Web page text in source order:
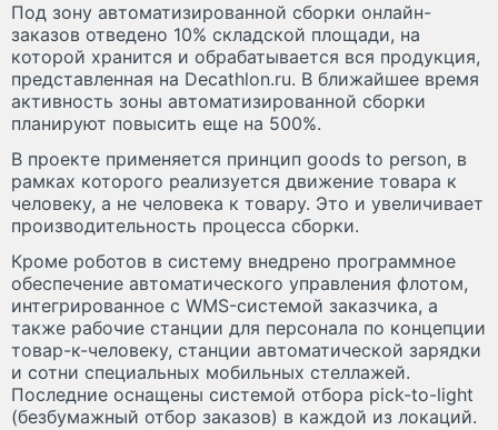
Под зону автоматизированной сборки онлайн-
заказов отведено 10% складской площади, на
которой хранится и обрабатывается вся продукция,
представленная на Decathlon.ru. В ближайшее время
активность зоны автоматизированной сборки
планируют повысить еще на 500%.
В проекте применяется принцип goods to person, в
рамках которого реализуется движение товара к
человеку, а не человека к товару. Это и увеличивает
производительность процесса сборки.
Кроме роботов в систему внедрено программное
обеспечение автоматического управления флотом,
интегрированное с WMS-системой заказчика, а
также рабочие станции для персонала по концепции
товар-к-человеку, станции автоматической зарядки
и сотни специальных мобильных стеллажей.
Последние оснащены системой отбора pick-to-light
(безбумажный отбор заказов) в каждой из локаций.